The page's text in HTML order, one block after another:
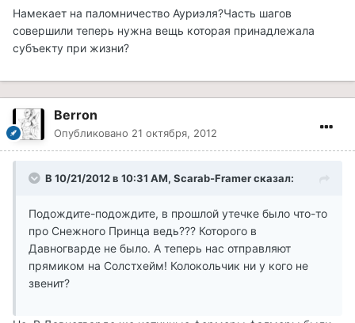
Намекает на паломничество Ауриэля?Часть шагов
совершили теперь нужна вещь которая принадлежала
субъекту при жизни?
Berron
Опубликовано 21 октября, 2012
В 10/21/2012 в 10:31 AM, Scarab-Framer сказал:
Подождите-подождите, в прошлой утечке было что-то
про Снежного Принца ведь??? Которого в
Давногварде не было. А теперь нас отправляют
прямиком на Солстхейм! Колокольчик ни у кого не
звенит?